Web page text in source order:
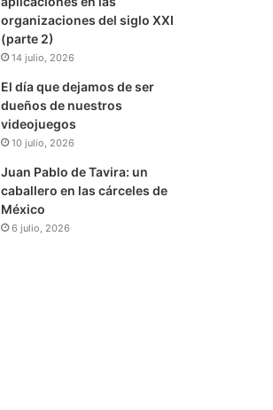
organizaciones del siglo XXI
(parte 2)
14 julio, 2026
El día que dejamos de ser
dueños de nuestros
videojuegos
10 julio, 2026
Juan Pablo de Tavira: un
caballero en las cárceles de
México
6 julio, 2026